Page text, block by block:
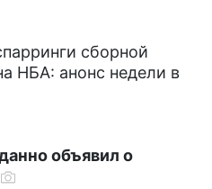
сборной
НБА: анонс недели в
объявил о